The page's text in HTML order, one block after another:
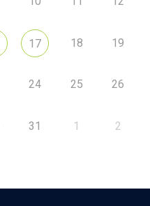
17 18 19
24 25 26
31 1 2